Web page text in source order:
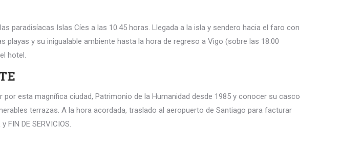
paradisíacas Islas Cíes a las 10.45 horas. Llegada a la isla y sendero hacia el faro con
y su inigualable ambiente hasta la hora de regreso a Vigo (sobre las 18.00
hotel.
esta magnífica ciudad, Patrimonio de la Humanidad desde 1985 y conocer su casco
terrazas. A la hora acordada, traslado al aeropuerto de Santiago para facturar
DE SERVICIOS.